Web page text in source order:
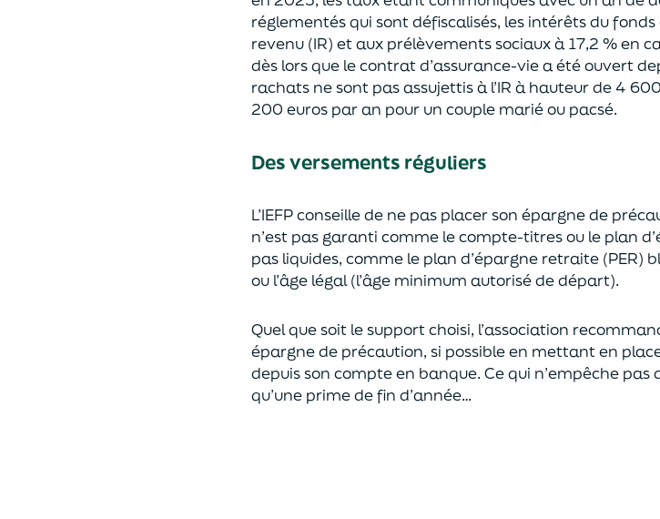
réglementés qui sont défiscalisés, les intérêts du fonds
revenu (IR) et aux prélèvements sociaux à 17,2 % en
dès lors que le contrat d’assurance-vie a été ouvert
rachats ne sont pas assujettis à l’IR à hauteur de 4
200 euros par an pour un couple marié ou pacsé.
Des versements réguliers
L’IEFP conseille de ne pas placer son épargne de
n’est pas garanti comme le compte-titres ou le plan
pas liquides, comme le plan d’épargne retraite (PER)
ou l’âge légal (l’âge minimum autorisé de départ).
Quel que soit le support choisi, l’association
épargne de précaution, si possible en mettant en
depuis son compte en banque. Ce qui n’empêche pas
qu’une prime de fin d’année…